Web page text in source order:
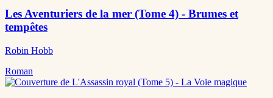
Les Aventuriers de la mer (Tome 4) - Brumes et
tempêtes
Robin Hobb
Roman